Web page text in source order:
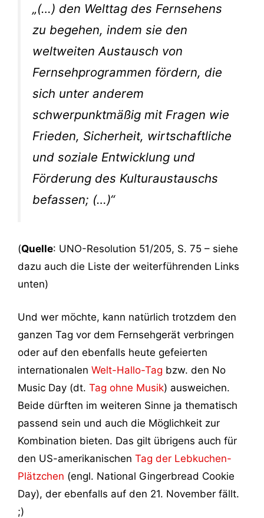
„(…) den Welttag des Fernsehens
zu begehen, indem sie den
weltweiten Austausch von
Fernsehprogrammen fördern, die
sich unter anderem
schwerpunktmäßig mit Fragen wie
Frieden, Sicherheit, wirtschaftliche
und soziale Entwicklung und
Förderung des Kulturaustauschs
befassen; (…)“
(Quelle: UNO-Resolution 51/205, S. 75 – siehe
dazu auch die Liste der weiterführenden Links
unten)
Und wer möchte, kann natürlich trotzdem den
ganzen Tag vor dem Fernsehgerät verbringen
oder auf den ebenfalls heute gefeierten
internationalen Welt-Hallo-Tag bzw. den No
Music Day (dt. Tag ohne Musik) ausweichen.
Beide dürften im weiteren Sinne ja thematisch
passend sein und auch die Möglichkeit zur
Kombination bieten. Das gilt übrigens auch für
den US-amerikanischen Tag der Lebkuchen-
Plätzchen (engl. National Gingerbread Cookie
Day), der ebenfalls auf den 21. November fällt.
;)